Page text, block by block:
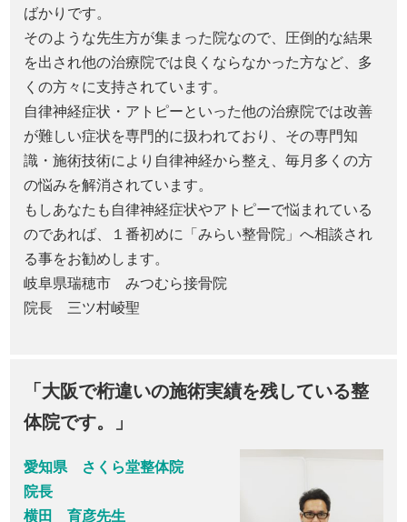
ばかりです。
そのような先生方が集まった院なので、圧倒的な結果
を出され他の治療院では良くならなかった方など、多
くの方々に支持されています。
自律神経症状・アトピーといった他の治療院では改善
が難しい症状を専門的に扱われており、その専門知
識・施術技術により自律神経から整え、毎月多くの方
の悩みを解消されています。
もしあなたも自律神経症状やアトピーで悩まれている
のであれば、１番初めに「みらい整骨院」へ相談され
る事をお勧めします。
岐阜県瑞穂市 みつむら接骨院
院長 三ツ村崚聖
「大阪で桁違いの施術実績を残している整
体院です。」
愛知県 さくら堂整体院
院長
横田 育彦先生